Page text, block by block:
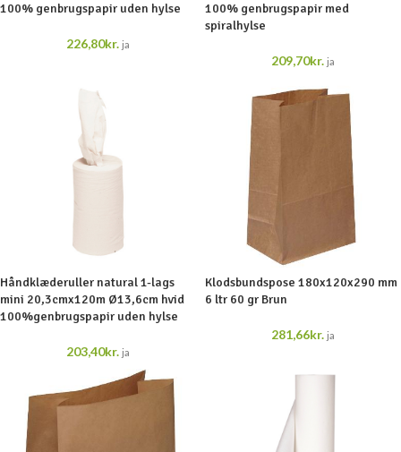
100% genbrugspapir uden hylse
226,80kr. ja
100% genbrugspapir med
spiralhylse
209,70kr. ja
Håndklæderuller natural 1-lags
mini 20,3cmx120m Ø13,6cm hvid
100%genbrugspapir uden hylse
203,40kr. ja
Klodsbundspose 180x120x290 mm
6 ltr 60 gr Brun
281,66kr. ja